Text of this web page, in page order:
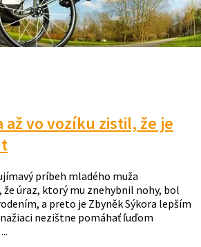
až vo vozíku zistil, že je
príbeh mladého muža
že úraz, ktorý mu znehybnil nohy, bol
a preto je Zbyněk Sýkora lepším
nezištne pomáhať ľuďom